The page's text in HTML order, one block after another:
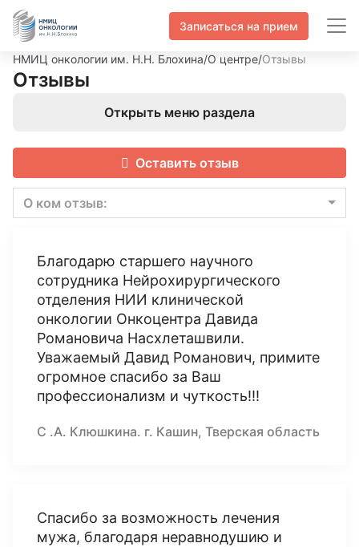
Записаться на прием
НМИЦ онкологии им. Н.Н. Блохина/О центре/Отзывы
Отзывы
Открыть меню раздела
Оставить отзыв
О ком отзыв:
Благодарю старшего научного
сотрудника Нейрохирургического
отделения НИИ клинической
онкологии Онкоцентра Давида
Романовича Насхлеташвили.
Уважаемый Давид Романович, примите
огромное спасибо за Ваш
профессионализм и чуткость!!!
С .А. Клюшкина. г. Кашин, Тверская область
Спасибо за возможность лечения
мужа, благодаря неравнодушию и